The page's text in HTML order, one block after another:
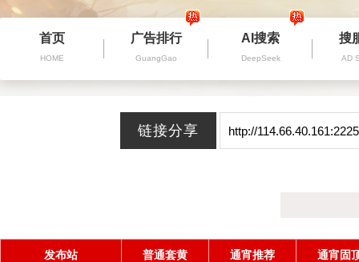
首页
HOME
广告排行
GuangGao
AI搜索
DeepSeek
搜
AD
发布站 普通套黄 通宵推荐 通宵固